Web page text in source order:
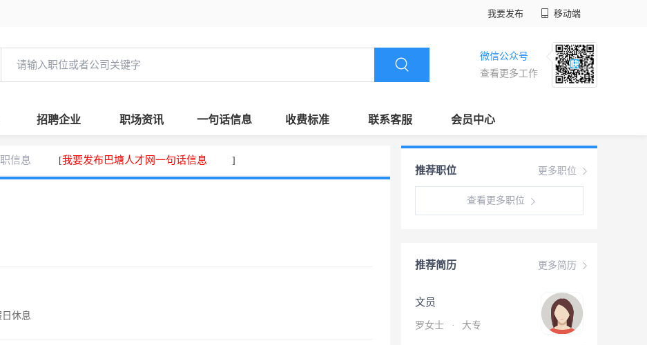
我要发布 移动端
微信公众号
查看更多工作
招聘企业 职场资讯 一句话信息 收费标准 联系客服 会员中心
信息 [我要发布巴塘人才网一句话信息 ]
休息
更多职位
推荐职位
查看更多职位
更多简历
推荐简历
文员
罗女士 · 大专